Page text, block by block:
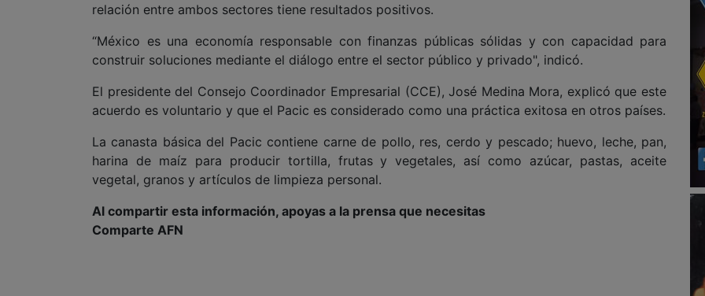
relación entre ambos sectores tiene resultados positivos.
“México es una economía responsable con finanzas públicas sólidas y con capacidad para
construir soluciones mediante el diálogo entre el sector público y privado", indicó.
El presidente del Consejo Coordinador Empresarial (CCE), José Medina Mora, explicó que este
acuerdo es voluntario y que el Pacic es considerado como una práctica exitosa en otros países.
La canasta básica del Pacic contiene carne de pollo, res, cerdo y pescado; huevo, leche, pan,
harina de maíz para producir tortilla, frutas y vegetales, así como azúcar, pastas, aceite
vegetal, granos y artículos de limpieza personal.
Al compartir esta información, apoyas a la prensa que necesitas
Comparte AFN